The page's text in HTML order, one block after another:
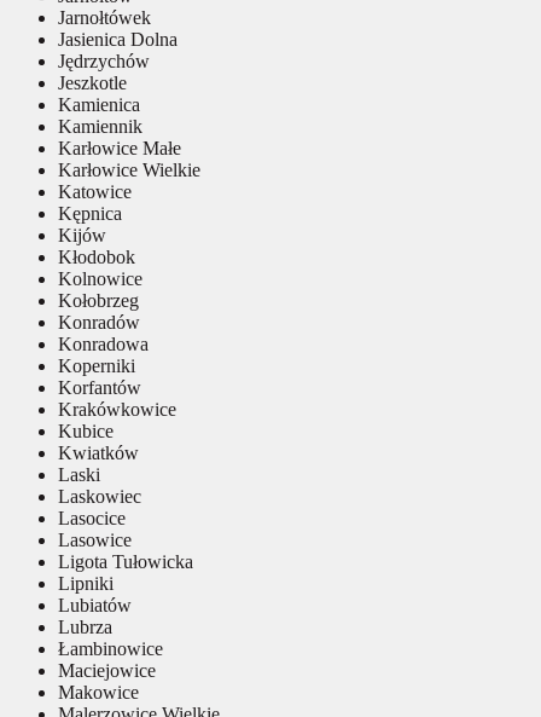
Jarnołtówek
Jasienica Dolna
Jędrzychów
Jeszkotle
Kamienica
Kamiennik
Karłowice Małe
Karłowice Wielkie
Katowice
Kępnica
Kijów
Kłodobok
Kolnowice
Kołobrzeg
Konradów
Konradowa
Koperniki
Korfantów
Krakówkowice
Kubice
Kwiatków
Laski
Laskowiec
Lasocice
Lasowice
Ligota Tułowicka
Lipniki
Lubiatów
Lubrza
Łambinowice
Maciejowice
Makowice